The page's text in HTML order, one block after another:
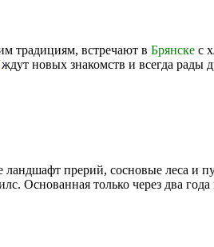
традициям, встречают в Брянске с
ждут новых знакомств и всегда рады
прерий, сосновые леса
Основанная только через два